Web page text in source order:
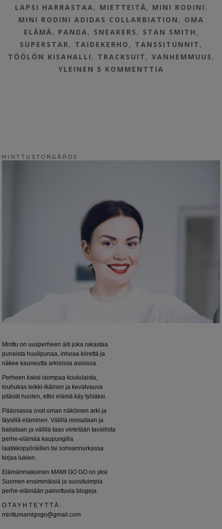
LAPSI HARRASTAA , MIETTEITÄ, MINI RODINI ,
MINI RODINI ADIDAS COLLARBIATION , OMA
ELÄMÄ, PANDA , SNEAKERS , STAN SMITH ,
SUPERSTAR , TAIDEKERHO , TANSSITUNNIT ,
TÖÖLÖN KISAHALLI , TRACKSUIT , VANHEMMUUS ,
YLEINEN 5 KOMMENTTIA
M I N T T U S T O R G Å R D S
Minttu on uusperheen äiti joka rakastaa
punaista huulipunaa, inhoaa kiirettä ja
näkee kauneutta arkisissa asioissa.
Perheen kaksi isompaa koululaista,
touhukas leikki-ikäinen ja kevätvauva
pitävät huolen, ettei elämä käy tylsäksi.
Pääosassa ovat oman näköinen arki ja
täysillä eläminen. Välillä reissataan ja
bailataan ja välillä taas vietetään tavallista
perhe-elämää kaupungilla
laatikkopyöräillen tai sohvannurkassa
kirjaa lukien.
Elämänmakuinen MAMI GO GO on yksi
Suomen ensimmäisiä ja suosituimpia
perhe-elämään painottuvia blogeja.
O T A Y H T E Y T T Ä :
minttumamigogo@gmail.com